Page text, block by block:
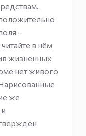
–
в нём
жизненных
нет живого
же